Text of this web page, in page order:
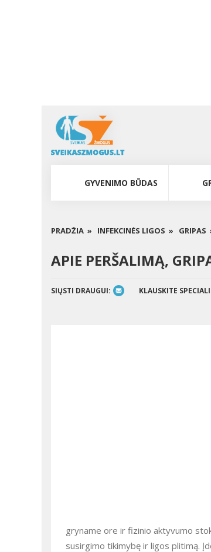
GYVENIMO BŪDAS
PRADŽIA » INFEKCINĖS LIGOS » GRIPAS
APIE PERŠALIMĄ,
SIŲSTI DRAUGUI: KLAUSKITE
gryname ore ir fizinio aktyvumo
susirgimo tikimybę ir ligos plitimą.